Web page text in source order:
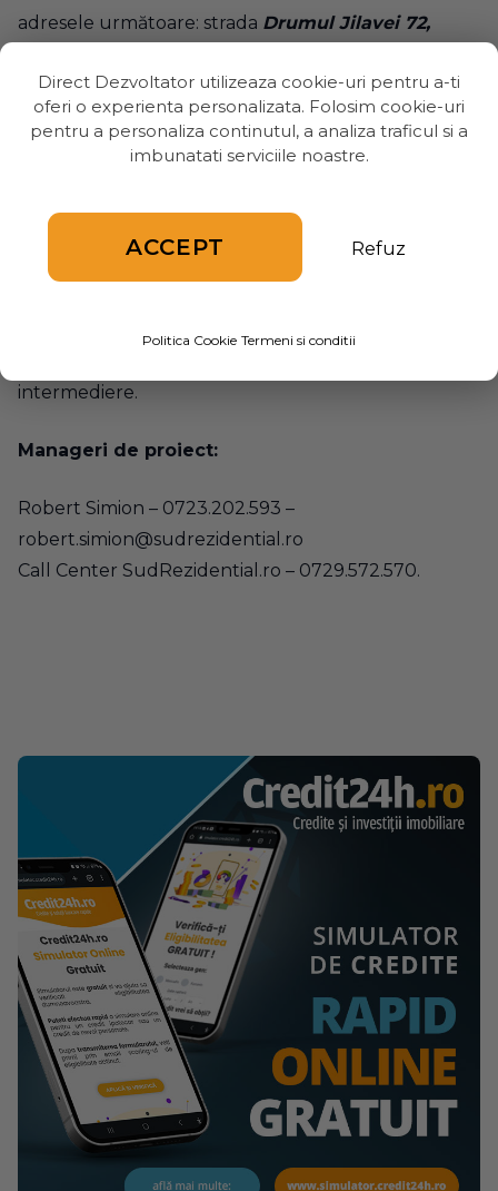
adresele următoare: strada Drumul Jilavei 72,
Oltenitei 15-15 A, Popesti-Leordeni, Ilfov, The
Social Hub.
promoțiile noastre, asigurându-se că toate
solicitările dumneavoastră sunt gestionate cu
intermediere.
Manageri de proiect:
Robert Simion – 0723.202.593 –
robert.simion@sudrezidential.ro
Call Center SudRezidential.ro – 0729.572.570.
Direct Dezvoltator utilizeaza cookie-uri pentru a-ti
oferi o experienta personalizata. Folosim cookie-uri
pentru a personaliza continutul, a analiza traficul si a
imbunatati serviciile noastre.
ACCEPT Refuz
Politica Cookie Termeni si conditii